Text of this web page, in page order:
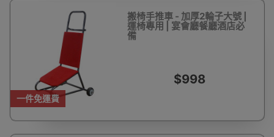
一件免運費
搬椅手推車 - 加厚2輪子大號 |
運椅專用 | 宴會廳餐廳酒店必
備
$998